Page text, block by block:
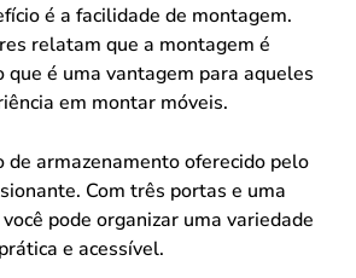
é a facilidade de montagem.
relatam que a montagem é
que é uma vantagem para aqueles
em montar móveis.
de armazenamento oferecido pelo
Com três portas e uma
pode organizar uma variedade
e acessível.